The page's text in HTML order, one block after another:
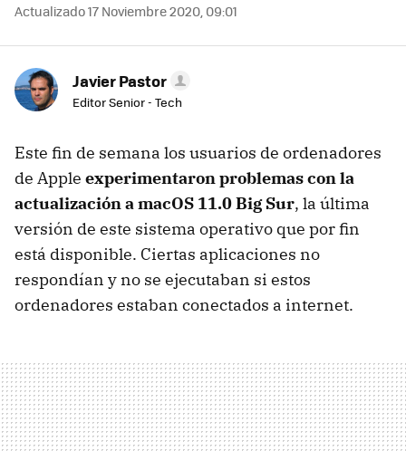
Actualizado 17 Noviembre 2020, 09:01
Javier Pastor
Editor Senior - Tech
Este fin de semana los usuarios de ordenadores
de Apple experimentaron problemas con la
actualización a macOS 11.0 Big Sur, la última
versión de este sistema operativo que por fin
está disponible. Ciertas aplicaciones no
respondían y no se ejecutaban si estos
ordenadores estaban conectados a internet.